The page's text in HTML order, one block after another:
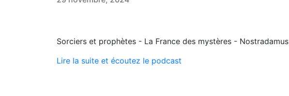
Sorciers et prophètes - La France des mystères - Nostradamus
Lire la suite et écoutez le podcast